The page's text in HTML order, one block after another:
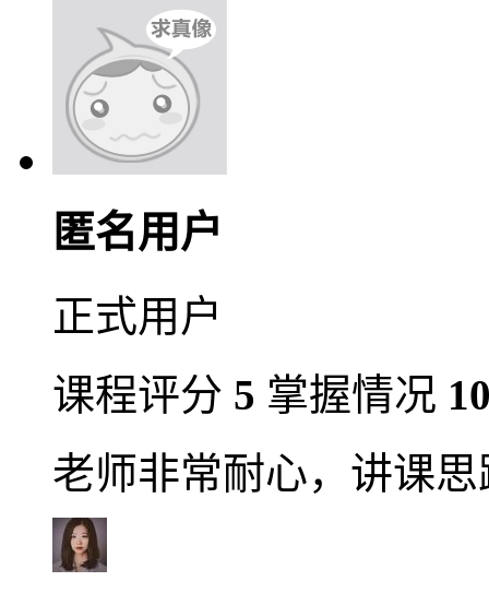
匿名用户
正式用户
课程评分 5 掌握情况
老师非常耐心，讲课